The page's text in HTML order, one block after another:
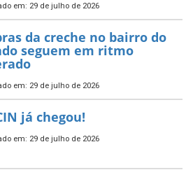
em: 29 de julho de 2026
da creche no bairro do
seguem em ritmo
em: 29 de julho de 2026
já chegou!
em: 29 de julho de 2026